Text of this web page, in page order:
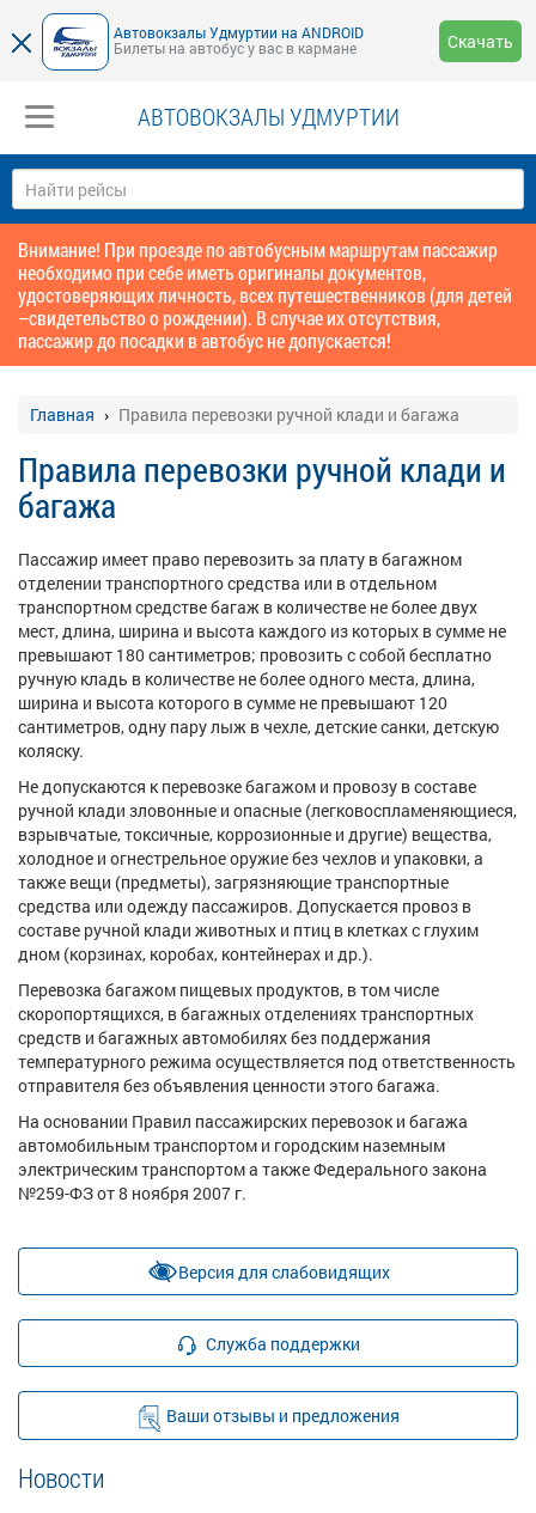
Автовокзалы Удмуртии на ANDROID
Билеты на автобус у вас в кармане
Скачать
АВТОВОКЗАЛЫ УДМУРТИИ
Внимание! При проезде по автобусным маршрутам пассажир
необходимо при себе иметь оригиналы документов,
удостоверяющих личность, всех путешественников (для детей
–свидетельство о рождении). В случае их отсутствия,
пассажир до посадки в автобус не допускается!
Главная Правила перевозки ручной клади и багажа
Правила перевозки ручной клади и
багажа
Пассажир имеет право перевозить за плату в багажном
отделении транспортного средства или в отдельном
транспортном средстве багаж в количестве не более двух
мест, длина, ширина и высота каждого из которых в сумме не
превышают 180 сантиметров; провозить с собой бесплатно
ручную кладь в количестве не более одного места, длина,
ширина и высота которого в сумме не превышают 120
сантиметров, одну пару лыж в чехле, детские санки, детскую
коляску.
Не допускаются к перевозке багажом и провозу в составе
ручной клади зловонные и опасные (легковоспламеняющиеся,
взрывчатые, токсичные, коррозионные и другие) вещества,
холодное и огнестрельное оружие без чехлов и упаковки, а
также вещи (предметы), загрязняющие транспортные
средства или одежду пассажиров. Допускается провоз в
составе ручной клади животных и птиц в клетках с глухим
дном (корзинах, коробах, контейнерах и др.).
Перевозка багажом пищевых продуктов, в том числе
скоропортящихся, в багажных отделениях транспортных
средств и багажных автомобилях без поддержания
температурного режима осуществляется под ответственность
отправителя без объявления ценности этого багажа.
На основании Правил пассажирских перевозок и багажа
автомобильным транспортом и городским наземным
электрическим транспортом а также Федерального закона
№259-ФЗ от 8 ноября 2007 г.
Версия для слабовидящих
Служба поддержки
Ваши отзывы и предложения
Новости